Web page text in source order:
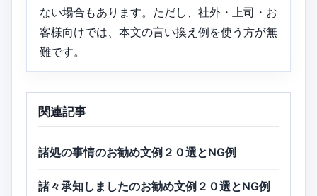
ない場合もあります。ただし、社外・上司・お
客様向けでは、本文の言い換え例を使う方が無
難です。
関連記事
諸処の事情のお勧め文例２０選とNG例
諸々承知しましたのお勧め文例２０選とNG例